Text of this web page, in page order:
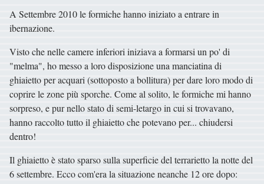
A Settembre 2010 le formiche hanno iniziato a entrare in
ibernazione.
Visto che nelle camere inferiori iniziava a formarsi un po' di
"melma", ho messo a loro disposizione una manciatina di
ghiaietto per acquari (sottoposto a bollitura) per dare loro modo di
coprire le zone più sporche. Come al solito, le formiche mi hanno
sorpreso, e pur nello stato di semi-letargo in cui si trovavano,
hanno raccolto tutto il ghiaietto che potevano per... chiudersi
dentro!
Il ghiaietto è stato sparso sulla superficie del terrarietto la notte del
6 settembre. Ecco com'era la situazione neanche 12 ore dopo: